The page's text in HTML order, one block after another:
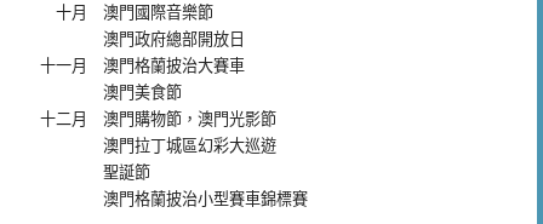
十月 澳門國際音樂節
澳門政府總部開放日
十一月 澳門格蘭披治大賽車
澳門美食節
十二月 澳門購物節 ， 澳門光影節
澳門拉丁城區幻彩大巡遊
聖誕節
澳門格蘭披治小型賽車錦標賽